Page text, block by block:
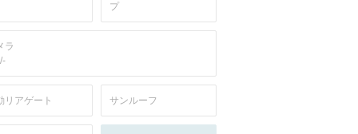
プ
ラ
リアゲート サンルーフ